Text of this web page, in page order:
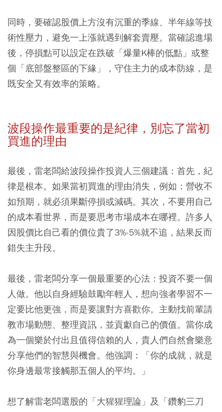
同時，要確認股價上方沒有沉重的季線、半年線等技
術性壓力，避免一上漲就遇到解套賣壓。當確認進場
後，停損點可以設定在跌破「爆量K棒的低點」或整
個「底部盤整區的下緣」，守住主力的成本防線，是
既安全又有效率的策略。
波段操作最重要的是紀律，別忘了當初
買進的理由
最後，雷老闆給波段操作投資人三個建議：首先，紀
律是根本。如果當初買進的理由消失，例如：營收不
如預期，就必須果斷停損或減碼。其次，不要用自己
的成本看世界，而是要思考市場成本在哪裡。許多人
因股價比自己看的價位貴了3%-5%就不追，結果反而
錯失主升段。
最後，雷老闆分享一個最重要的心法：投資不要一個
人做。他以自身經驗鼓勵年輕人，想向強者學習不一
定要比他更強，而是要讓對方喜歡你。主動找前輩請
教市場動態、整理資訊，並貢獻自己的價值。當你成
為一個樂於付出且值得信賴的人，貴人們自然會樂意
分享他們的智慧與機會。他強調：「你的成就，就是
你身邊最常接觸那五個人的平均。」
想了解雷老闆選股的「大猩猩理論」及「鑽豹三刀